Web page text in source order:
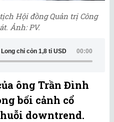
Hội đồng Quản trị Công
Ảnh: PV.
00:00
chỉ còn 1,8 tỉ USD
ông Trần Đình
bối cảnh cổ
downtrend.